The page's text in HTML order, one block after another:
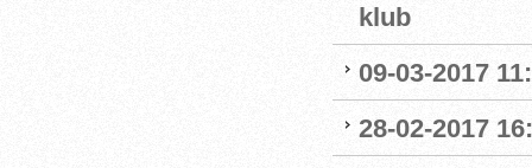
klub
09-03-2017
28-02-2017